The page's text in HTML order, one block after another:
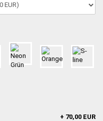
+ 70,00 EUR